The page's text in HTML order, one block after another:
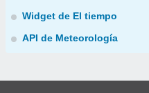
Widget de El tiempo
API de Meteorología